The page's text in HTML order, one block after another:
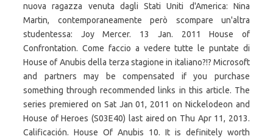
nuova ragazza venuta dagli Stati Uniti d'America: Nina
Martin, contemporaneamente però scompare un'altra
studentessa: Joy Mercer. 13 Jan. 2011 House of
Confrontation. Come faccio a vedere tutte le puntate di
House of Anubis della terza stagione in italiano?!? Microsoft
and partners may be compensated if you purchase
something through recommended links in this article. The
series premiered on Sat Jan 01, 2011 on Nickelodeon and
House of Heroes (S03E40) last aired on Thu Apr 11, 2013.
Calificación. House Of Anubis 10. It is definitely worth